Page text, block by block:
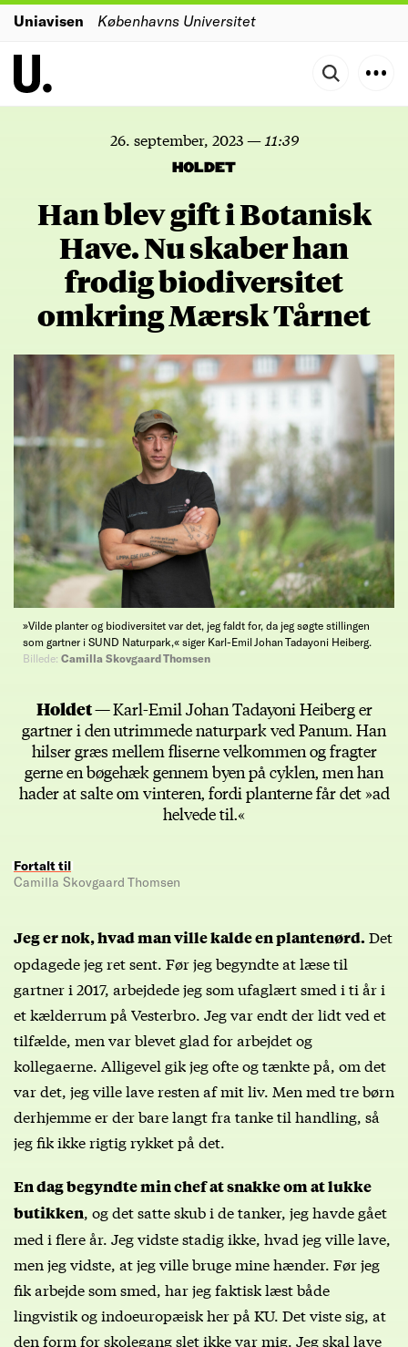
Uniavisen Københavns Universitet
26. september, 2023— 11:39
HOLDET
Han blev gift i Botanisk
Have. Nu skaber han
frodig biodiversitet
omkring Mærsk Tårnet
»Vilde planter og biodiversitet var det, jeg faldt for, da jeg søgte stillingen
som gartner i SUND Naturpark,« siger Karl-Emil Johan Tadayoni Heiberg.
Billede: Camilla Skovgaard Thomsen
Holdet —Karl-Emil Johan Tadayoni Heiberg er
gartner i den utrimmede naturpark ved Panum. Han
hilser græs mellem fliserne velkommen og fragter
gerne en bøgehæk gennem byen på cyklen, men han
hader at salte om vinteren, fordi planterne får det »ad
helvede til.«
Fortalt til
Camilla Skovgaard Thomsen
Jeg er nok, hvad man ville kalde en plantenørd.Det
opdagede jeg ret sent. Før jeg begyndte at læse til
gartner i 2017, arbejdede jeg som ufaglært smed i ti år i
et kælderrum på Vesterbro. Jeg var endt der lidt ved et
tilfælde, men var blevet glad for arbejdet og
kollegaerne. Alligevel gik jeg ofte og tænkte på, om det
var det, jeg ville lave resten af mit liv. Men med tre børn
derhjemme er der bare langt fra tanke til handling, så
jeg fik ikke rigtig rykket på det.
En dag begyndte min chef at snakke om at lukke
butikken, og det satte skub i de tanker, jeg havde gået
med i flere år. Jeg vidste stadig ikke, hvad jeg ville lave,
men jeg vidste, at jeg ville bruge mine hænder. Før jeg
fik arbejde som smed, har jeg faktisk læst både
lingvistik og indoeuropæisk her på KU. Det viste sig, at
den form for skolegang slet ikke var mig. Jeg skal lave